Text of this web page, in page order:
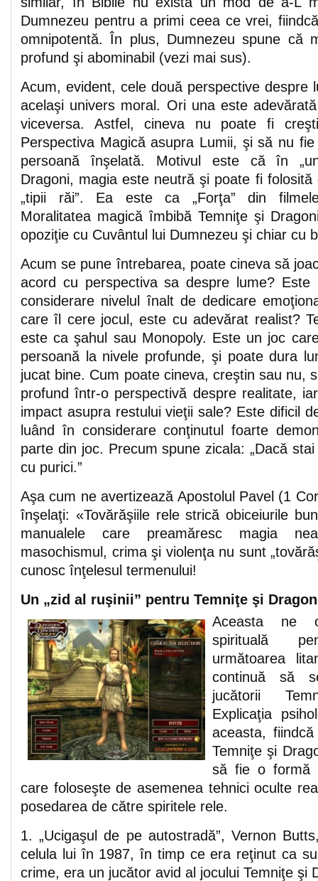
Dumnezeu pentru a primi ceea ce vrei,
omnipotentă. În plus, Dumnezeu spune că
profund şi abominabil (vezi mai sus).
Acum, evident, cele două perspective despre
acelaşi univers moral. Ori una este
viceversa. Astfel, cineva nu poate fi
Perspectiva Magică asupra Lumii, şi să nu
persoană înşelată. Motivul este că în
Dragoni, magia este neutră şi poate fi folosită
„tipii răi”. Ea este ca „Forţa” din
Moralitatea magică îmbibă Temniţe şi
opoziţie cu Cuvântul lui Dumnezeu şi chiar cu
Acum se pune întrebarea, poate cineva să
acord cu perspectiva sa despre lume?
considerare nivelul înalt de dedicare
care îl cere jocul, este cu adevărat realist?
este ca şahul sau Monopoly. Este un joc
persoană la nivele profunde, şi poate dura
jucat bine. Cum poate cineva, creştin sau nu,
profund într-o perspectivă despre realitate,
impact asupra restului vieţii sale? Este dificil
luând în considerare conţinutul foarte
parte din joc. Precum spune zicala: „Dacă
cu purici.”
Aşa cum ne avertizează Apostolul Pavel (1
înşelaţi: «Tovărăşiile rele strică obiceiurile
manualele care preamăresc magia
masochismul, crima şi violenţa nu sunt
cunosc înţelesul termenului!
Un „zid al ruşinii” pentru Temniţe şi
Aceasta ne
spirituală
următoarea
continuă să
jucătorii
Explicaţia
aceasta,
Temniţe şi
să fie o formă
care foloseşte de asemenea tehnici oculte
posedarea de către spiritele rele.
1. „Ucigaşul de pe autostradă”, Vernon
celula lui în 1987, în timp ce era reţinut ca
crime, era un jucător avid al jocului Temniţe şi